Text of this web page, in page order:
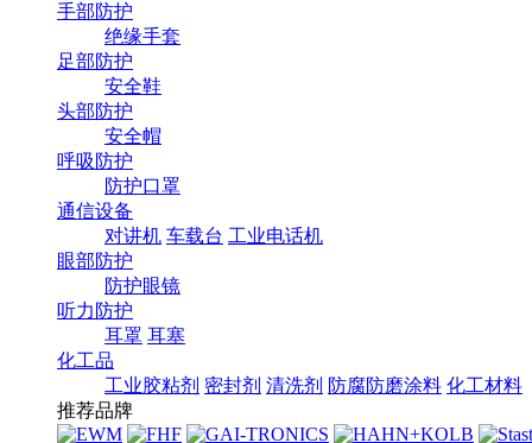
手部防护
绝缘手套
足部防护
安全鞋
头部防护
安全帽
呼吸防护
防护口罩
通信设备
对讲机 车载台 工业电话机
眼部防护
防护眼镜
听力防护
耳罩 耳塞
化工品
工业胶粘剂 密封剂 清洗剂 防腐防磨涂料 化工材料
推荐品牌